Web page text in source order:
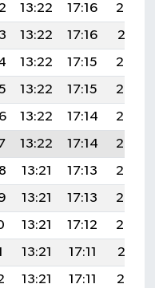
13:22 17:16
20:32
13:22 17:16
20:31
13:22 17:15
20:30
13:22 17:15
20:29
13:22 17:14
20:27
13:22 17:14
20:26
13:21 17:13
20:25
13:21 17:13
20:23
13:21 17:12
20:22
13:21 17:11
20:21
13:21 17:11
20:19